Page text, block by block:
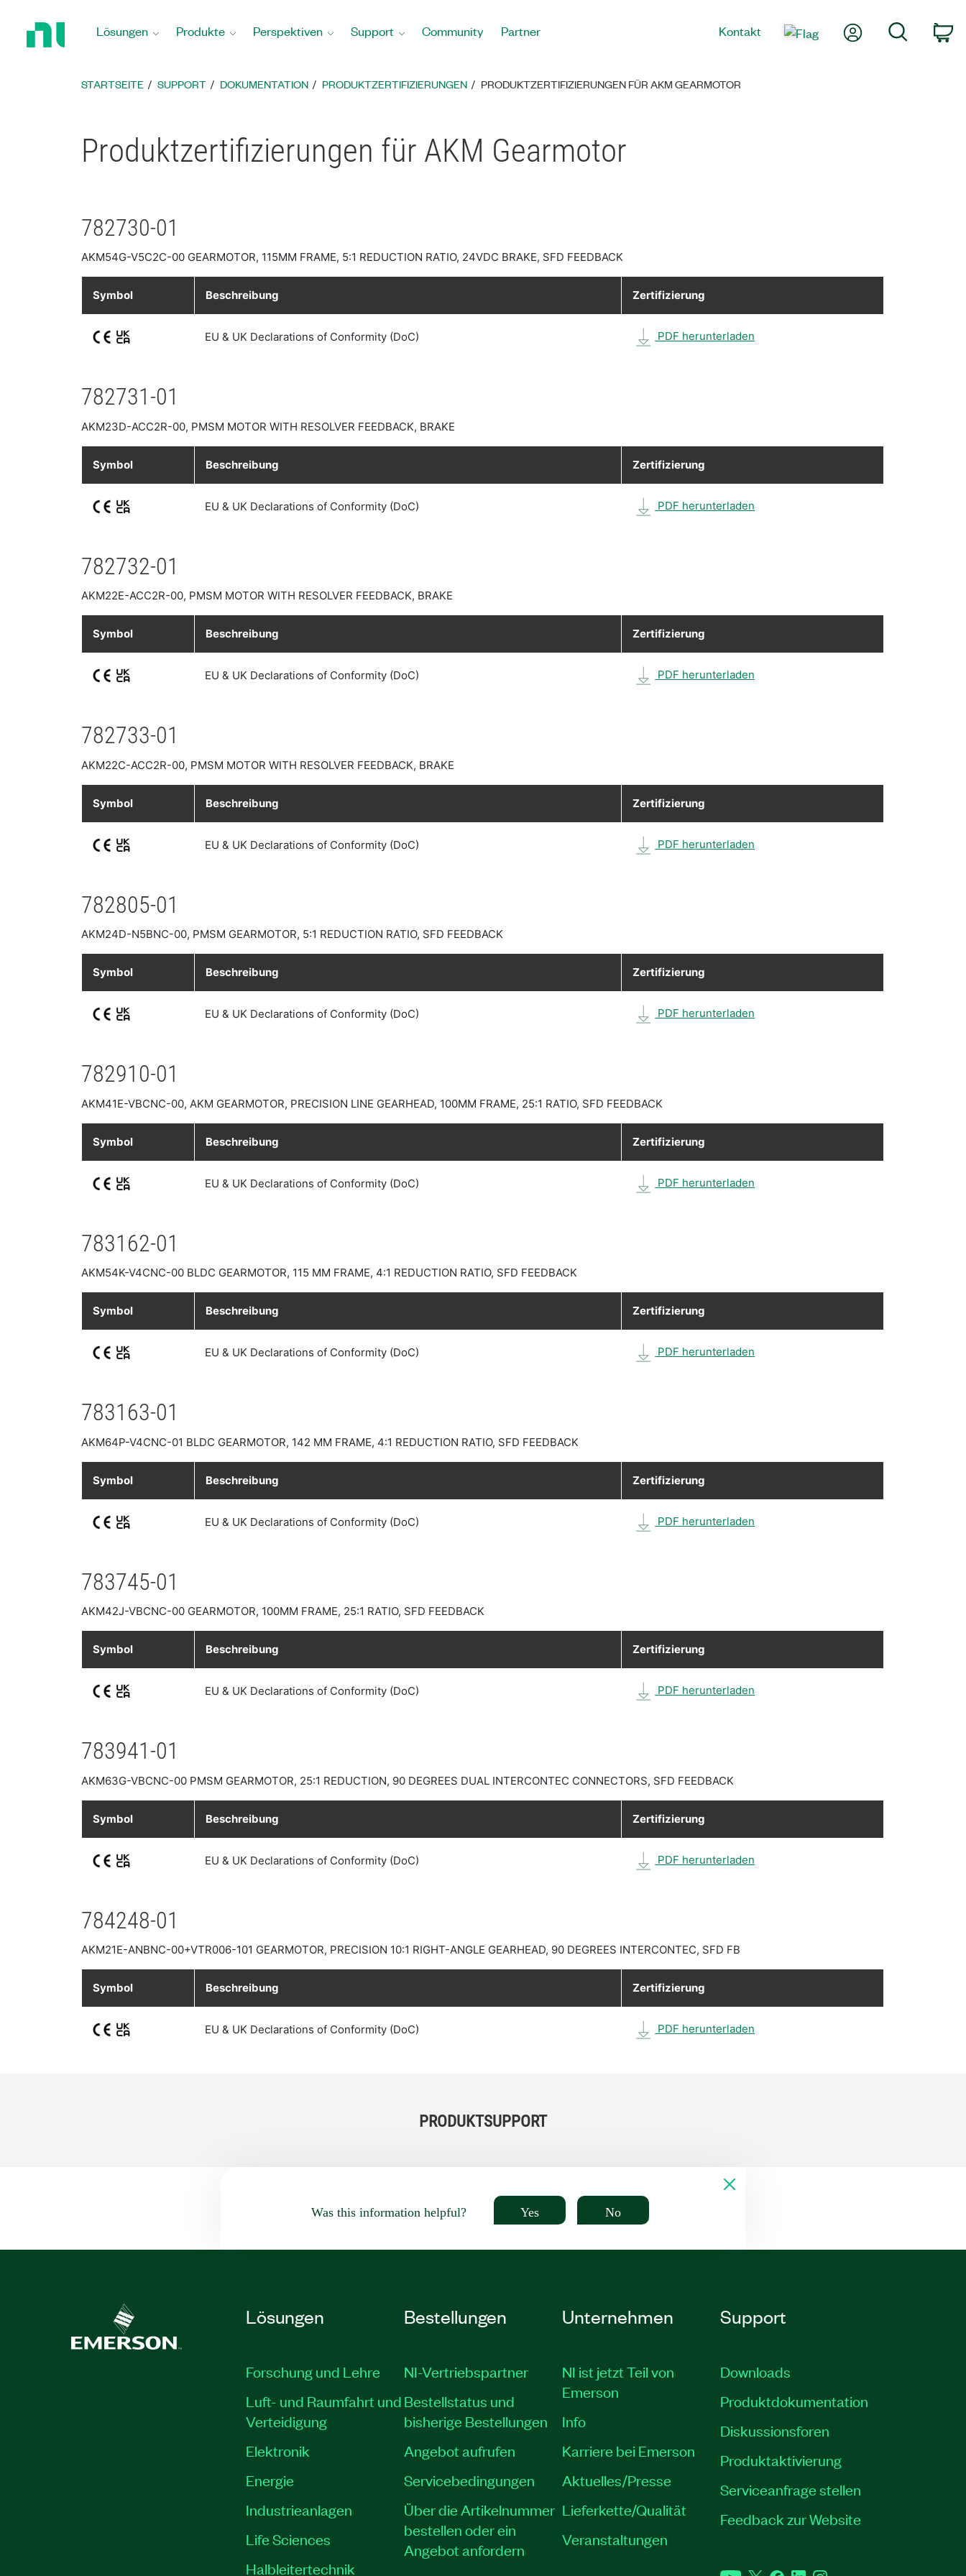
Startseite
Lösungen Produkte Perspektiven Support Community Partner Kontakt Mein KontoSuche
STARTSEITE SUPPORT DOKUMENTATION PRODUKTZERTIFIZIERUNGEN PRODUKTZERTIFIZIERUNGEN FÜR AKM GEARMOTOR
Produktzertifizierungen für AKM Gearmotor
782730-01
AKM54G-V5C2C-00 GEARMOTOR, 115MM FRAME, 5:1 REDUCTION RATIO, 24VDC BRAKE, SFD FEEDBACK
Symbol Beschreibung Zertifizierung
EU & UK Declarations of Conformity (DoC) PDF herunterladen
782731-01
AKM23D-ACC2R-00, PMSM MOTOR WITH RESOLVER FEEDBACK, BRAKE
Symbol Beschreibung Zertifizierung
EU & UK Declarations of Conformity (DoC) PDF herunterladen
782732-01
AKM22E-ACC2R-00, PMSM MOTOR WITH RESOLVER FEEDBACK, BRAKE
Symbol Beschreibung Zertifizierung
EU & UK Declarations of Conformity (DoC) PDF herunterladen
782733-01
AKM22C-ACC2R-00, PMSM MOTOR WITH RESOLVER FEEDBACK, BRAKE
Symbol Beschreibung Zertifizierung
EU & UK Declarations of Conformity (DoC) PDF herunterladen
782805-01
AKM24D-N5BNC-00, PMSM GEARMOTOR, 5:1 REDUCTION RATIO, SFD FEEDBACK
Symbol Beschreibung Zertifizierung
EU & UK Declarations of Conformity (DoC) PDF herunterladen
782910-01
AKM41E-VBCNC-00, AKM GEARMOTOR, PRECISION LINE GEARHEAD, 100MM FRAME, 25:1 RATIO, SFD FEEDBACK
Symbol Beschreibung Zertifizierung
EU & UK Declarations of Conformity (DoC) PDF herunterladen
783162-01
AKM54K-V4CNC-00 BLDC GEARMOTOR, 115 MM FRAME, 4:1 REDUCTION RATIO, SFD FEEDBACK
Symbol Beschreibung Zertifizierung
EU & UK Declarations of Conformity (DoC) PDF herunterladen
783163-01
AKM64P-V4CNC-01 BLDC GEARMOTOR, 142 MM FRAME, 4:1 REDUCTION RATIO, SFD FEEDBACK
Symbol Beschreibung Zertifizierung
EU & UK Declarations of Conformity (DoC) PDF herunterladen
783745-01
AKM42J-VBCNC-00 GEARMOTOR, 100MM FRAME, 25:1 RATIO, SFD FEEDBACK
Symbol Beschreibung Zertifizierung
EU & UK Declarations of Conformity (DoC) PDF herunterladen
783941-01
AKM63G-VBCNC-00 PMSM GEARMOTOR, 25:1 REDUCTION, 90 DEGREES DUAL INTERCONTEC CONNECTORS, SFD FEEDBACK
Symbol Beschreibung Zertifizierung
EU & UK Declarations of Conformity (DoC) PDF herunterladen
784248-01
AKM21E-ANBNC-00+VTR006-101 GEARMOTOR, PRECISION 10:1 RIGHT-ANGLE GEARHEAD, 90 DEGREES INTERCONTEC, SFD FB
Symbol Beschreibung Zertifizierung
EU & UK Declarations of Conformity (DoC) PDF herunterladen
PRODUKTSUPPORT
Was this information helpful? Yes No
Lösungen
Forschung und Lehre
Luft- und Raumfahrt und
Verteidigung
Elektronik
Energie
Industrieanlagen
Life Sciences
Halbleitertechnik
Bestellungen
NI-Vertriebspartner
Bestellstatus und
bisherige Bestellungen
Angebot aufrufen
Servicebedingungen
Über die Artikelnummer
bestellen oder ein
Angebot anfordern
Unternehmen
NI ist jetzt Teil von
Emerson
Info
Karriere bei Emerson
Aktuelles/Presse
Lieferkette/Qualität
Veranstaltungen
Support
Downloads
Produktdokumentation
Diskussionsforen
Produktaktivierung
Serviceanfrage stellen
Feedback zur Website